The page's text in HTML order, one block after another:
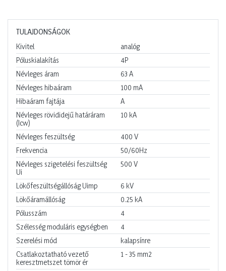
TULAJDONSÁGOK
Kivitel
analóg
Póluskialakítás
4P
Névleges áram
63 A
Névleges hibaáram
100 mA
Hibaáram fajtája
A
Névleges rövididejű határáram
(Icw)
10 kA
Névleges feszültség 400 V
Frekvencia
50/60Hz
Névleges szigetelési feszültség
Ui
500 V
Lökőfeszültségállóság Uimp 6 kV
Lökőáramállóság
0.25 kA
Pólusszám
4
Szélesség moduláris egységben
4
Szerelési mód
kalapsínre
Csatlakoztatható vezető
keresztmetszet tömör ér
1 - 35 mm2